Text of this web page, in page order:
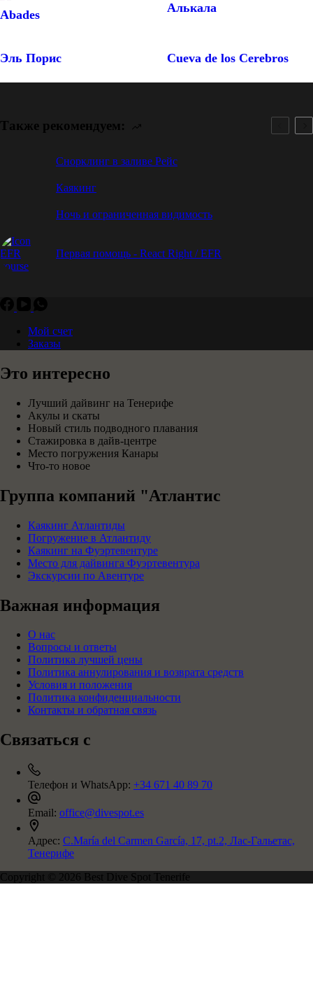
Abades Алькала
Эль Порис Cueva de los Cerebros
Также рекомендуем:
Снорклинг в заливе Рейс
Каякинг
Ночь и ограниченная видимость
Первая помощь - React Right / EFR
Мой счет
Заказы
Это интересно
Лучший дайвинг на Тенерифе
Акулы и скаты
Новый стиль подводного плавания
Стажировка в дайв-центре
Место погружения Канары
Что-то новое
Группа компаний "Атлантис
Каякинг Атлантиды
Погружение в Атлантиду
Каякинг на Фуэртевентуре
Место для дайвинга Фуэртевентура
Экскурсии по Авентуре
Важная информация
О нас
Вопросы и ответы
Политика лучшей цены
Политика аннулирования и возврата средств
Условия и положения
Политика конфиденциальности
Контакты и обратная связь
Связаться с
Телефон и WhatsApp: +34 671 40 89 70
Email: office@divespot.es
Адрес: C.María del Carmen García, 17, pt.2, Лас-Гальетас,
Тенерифе
Copyright © 2026 Best Dive Spot Tenerife